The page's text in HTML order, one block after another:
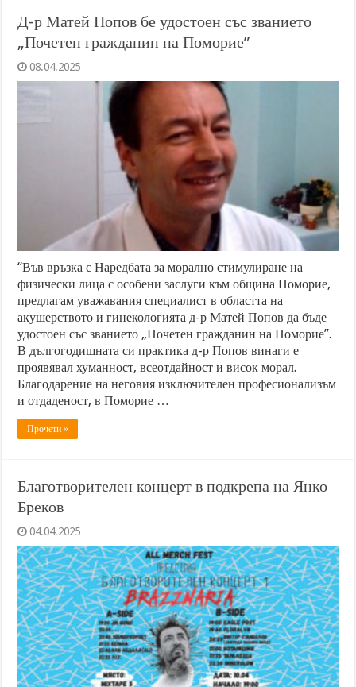
Д-р Матей Попов бе удостоен със званието
„Почетен гражданин на Поморие”
08.04.2025
“Във връзка с Наредбата за морално стимулиране на
физически лица с особени заслуги към община Поморие,
предлагам уважавания специалист в областта на
акушерството и гинекологията д-р Матей Попов да бъде
удостоен със званието „Почетен гражданин на Поморие”.
В дългогодишната си практика д-р Попов винаги е
проявявал хуманност, всеотдайност и висок морал.
Благодарение на неговия изключителен професионализъм
и отдаденост, в Поморие …
Прочети »
Благотворителен концерт в подкрепа на Янко
Бреков
04.04.2025